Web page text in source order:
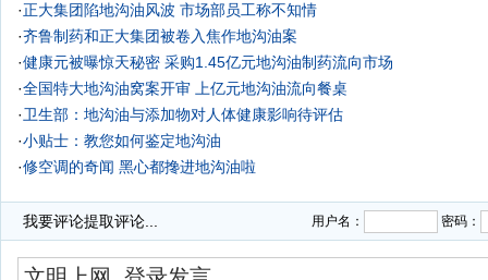
·正大集团陷地沟油风波 市场部员工称不知情
·齐鲁制药和正大集团被卷入焦作地沟油案
·健康元被曝惊天秘密 采购1.45亿元地沟油制药流向市场
·全国特大地沟油窝案开审 上亿元地沟油流向餐桌
·卫生部：地沟油与添加物对人体健康影响待评估
·小贴士：教您如何鉴定地沟油
·修空调的奇闻 黑心都搀进地沟油啦
我要评论提取评论... 用户名： 密码：